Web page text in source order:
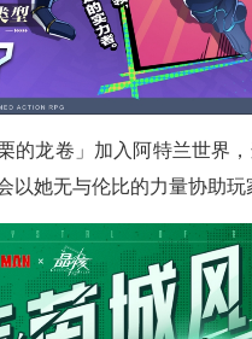
的龙卷」加入阿特兰世界
以她无与伦比的力量协助